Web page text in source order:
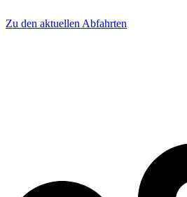
Zu den aktuellen Abfahrten